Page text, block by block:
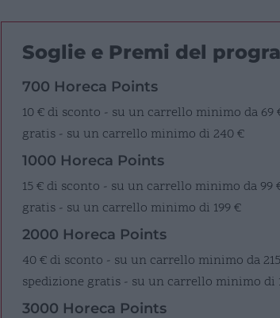
Soglie e Premi del
700 Horeca Points
10 € di sconto - su un carrello minimo da 69
gratis - su un carrello minimo di 240 €
1000 Horeca Points
15 € di sconto - su un carrello minimo da 99
gratis - su un carrello minimo di 199 €
2000 Horeca Points
40 € di sconto - su un carrello minimo da
spedizione gratis - su un carrello minimo di
3000 Horeca Points